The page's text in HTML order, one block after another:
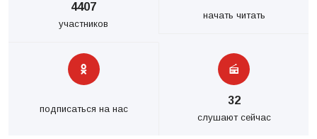
4407
участников
начать читать
подписаться на нас
32
слушают сейчас